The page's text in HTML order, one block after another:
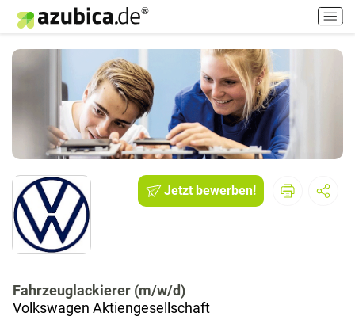
H
a
u
i
Jetzt bewerben!
Fahrzeuglackierer (m/w/d)
Volkswagen Aktiengesellschaft